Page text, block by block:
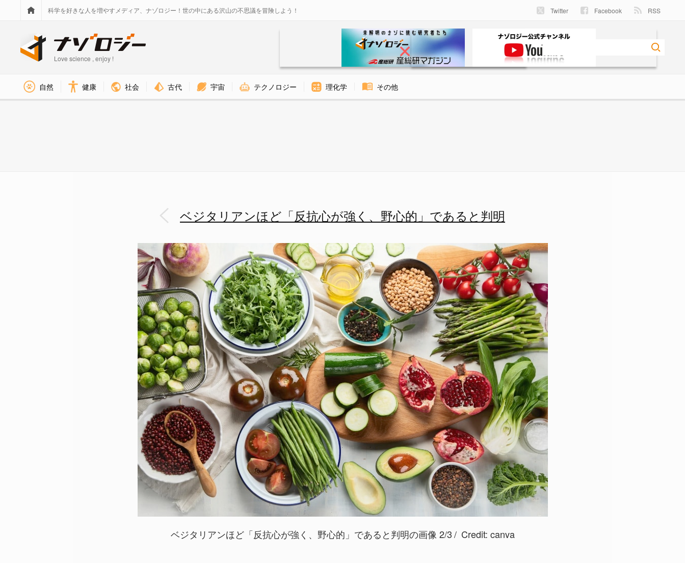
科学を好きな人を増やすメディア、ナゾロジー！世の中にある沢山の不思議を冒険しよう！ Twitter Facebook RSS
Love science , enjoy !
自然 健康 社会 古代 宇宙 テクノロジー 理化学 その他
ベジタリアンほど「反抗心が強く、野心的」であると判明
ベジタリアンほど「反抗心が強く、野心的」であると判明の画像 2/3 Credit: canva